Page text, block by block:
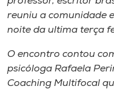
Unoesc
reuniu a comunidade
noite da ultima terça
O encontro contou
psicóloga Rafaela
Coaching Multifocal